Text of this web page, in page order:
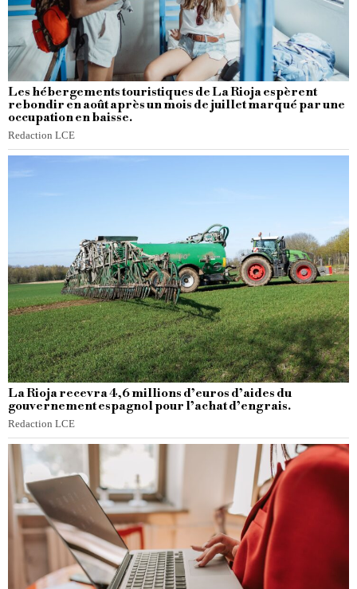
Les hébergements touristiques de La Rioja espèrent
rebondir en août après un mois de juillet marqué par une
occupation en baisse.
Redaction LCE
La Rioja recevra 4,6 millions d’euros d’aides du
gouvernement espagnol pour l’achat d’engrais.
Redaction LCE